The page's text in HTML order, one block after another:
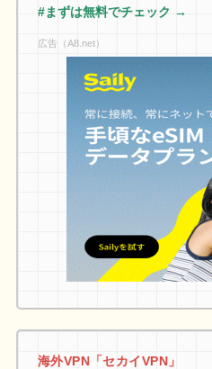
#まずは無料でチェック →
広告（A8.net）
海外VPN「セカイVPN」